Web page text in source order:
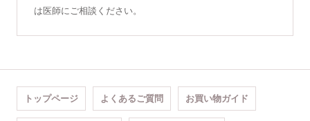
は医師にご相談ください。
トップページ よくあるご質問 お買い物ガイド